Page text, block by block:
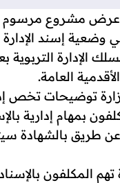
عرض مشروع مرسوم
وضعية إسند الإدارة
العامة.
توضيحات تخص
بمهام إدارية
عن طريق بالشهادة
المكلفون